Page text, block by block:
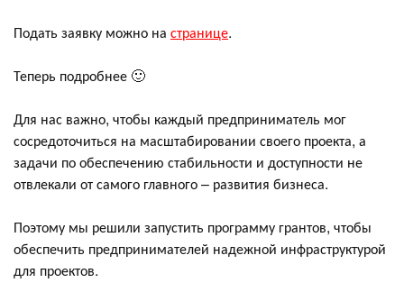
Подать заявку можно на странице.
Теперь подробнее 🙂
Для нас важно, чтобы каждый предприниматель мог
сосредоточиться на масштабировании своего проекта, а
задачи по обеспечению стабильности и доступности не
отвлекали от самого главного – развития бизнеса.
Поэтому мы решили запустить программу грантов, чтобы
обеспечить предпринимателей надежной инфраструктурой
для проектов.